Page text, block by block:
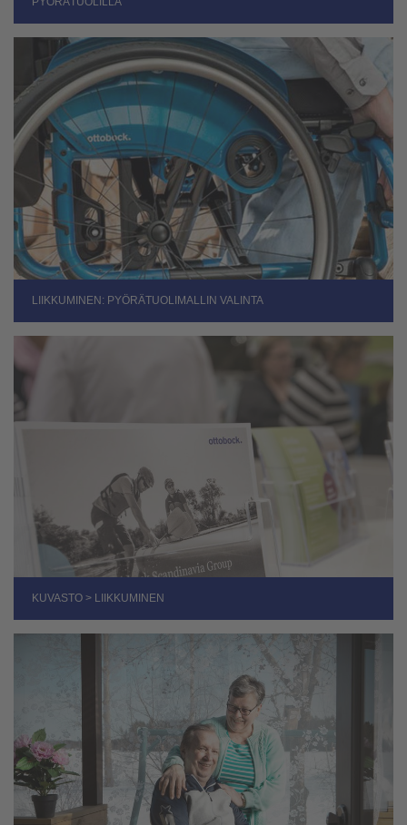
LIIKKUMINEN: PYÖRÄTUOLIMALLIN VALINTA
KUVASTO > LIIKKUMINEN